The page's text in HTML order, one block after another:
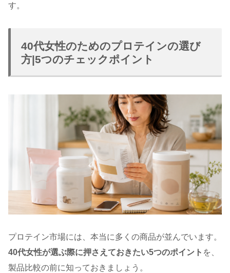
す。
40代女性のためのプロテインの選び
方|5つのチェックポイント
プロテイン市場には、本当に多くの商品が並んでいます。
40代女性が選ぶ際に押さえておきたい5つのポイント を、
製品比較の前に知っておきましょう。